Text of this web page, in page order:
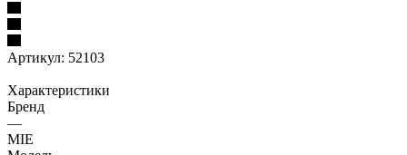
Артикул: 52103
Характеристики
Бренд
—
MIE